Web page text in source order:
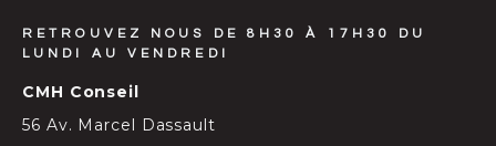
RETROUVEZ NOUS DE 8H30 À 17H30 DU
LUNDI AU VENDREDI
CMH Conseil
56 Av. Marcel Dassault